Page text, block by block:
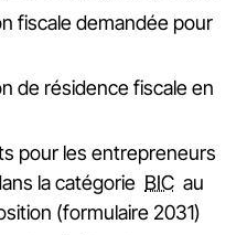
fiscale demandée pour
de résidence fiscale en
pour les entrepreneurs
la catégorie BIC au
(formulaire 2031)